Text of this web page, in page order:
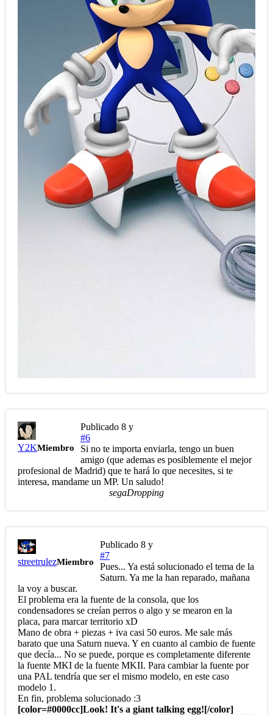
Y2KMiembro
Publicado 8 y
#6
Si no te importa enviarla, tengo un buen
amigo (que ademas es posiblemente el mejor
profesional de Madrid) que te hará lo que necesites, si te
interesa, mandame un MP. Un saludo!
segaDropping
streetrulezMiembro
Publicado 8 y
#7
Pues... Ya está solucionado el tema de la
Saturn. Ya me la han reparado, mañana
la voy a buscar.
El problema era la fuente de la consola, que los
condensadores se creían perros o algo y se mearon en la
placa, para marcar territorio xD
Mano de obra + piezas + iva casi 50 euros. Me sale más
barato que una Saturn nueva. Y en cuanto al cambio de fuente
que decía... No se puede, porque es completamente diferente
la fuente MKI de la fuente MKII. Para cambiar la fuente por
una PAL tendría que ser el mismo modelo, en este caso
modelo 1.
En fin, problema solucionado :3
[color=#0000cc]Look! It's a giant talking egg![/color]